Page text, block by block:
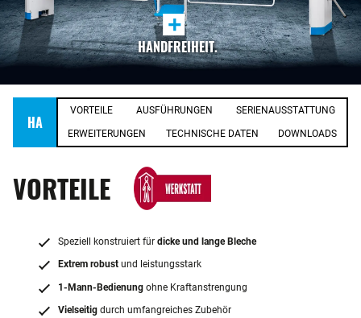
+
HANDFREIHEIT.
HA
VORTEILE AUSFÜHRUNGEN SERIENAUSSTATTUNG
ERWEITERUNGEN TECHNISCHE DATEN DOWNLOADS
VORTEILE
Speziell konstruiert für dicke und lange Bleche
Extrem robust und leistungsstark
1-Mann-Bedienung ohne Kraftanstrengung
Vielseitig durch umfangreiches Zubehör